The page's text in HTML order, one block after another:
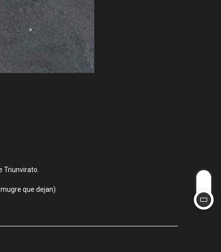
Triunvirato.
que dejan)